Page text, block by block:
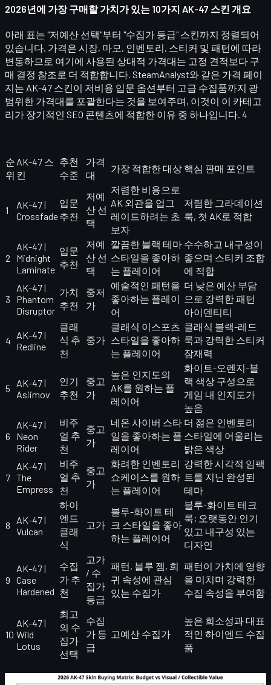
2026년에 가장 구매할 가치가 있는 10가지 AK-47 스킨 개요
아래 표는 "저예산 선택"부터 "수집가 등급" 스킨까지 정렬되어
있습니다. 가격은 시장, 마모, 인벤토리, 스티커 및 패턴에 따라
변동하므로 여기에 사용된 상대적 가격대는 고정 견적보다 구
매 결정 참조로 더 적합합니다. SteamAnalyst와 같은 가격 페이
지는 AK-47 스킨이 저비용 입문 옵션부터 고급 수집품까지 광
범위한 가격대를 포괄한다는 것을 보여주며, 이것이 이 카테고
리가 장기적인 SEO 콘텐츠에 적합한 이유 중 하나입니다. 4
순
위
AK-47 스
킨
추천
수준
가격
대
가장 적합한 대상 핵심 판매 포인트
1
AK-47 |
Crossfade
입문
추천
저예
산 선
택
저렴한 비용으로
AK 외관을 업그
레이드하려는 초
보자
저렴한 그라데이션
룩, 첫 AK로 적합
2
AK-47 |
Midnight
Laminate
입문
추천
저예
산 선
택
깔끔한 블랙 테마
스타일을 좋아하
는 플레이어
수수하고 내구성이
좋으며 스티커 조합
에 적합
3
AK-47 |
Phantom
Disruptor
가치
추천
중저
가
예술적인 패턴을
좋아하는 플레이
어
더 낮은 예산 부담
으로 강력한 패턴
아이덴티티
4 AK-47 |
Redline
클래
식 추
천
중가
클래식 이스포츠
스타일을 좋아하
는 플레이어
클래식 블랙-레드
룩과 강력한 스티커
잠재력
5
AK-47 |
Asiimov
인기
추천
중고
가
높은 인지도의
AK를 원하는 플
레이어
화이트-오렌지-블
랙 색상 구성으로
게임 내 인지도가
높음
6
AK-47 |
Neon
Rider
비주
얼 추
천
중고
가
네온 사이버 스타
일을 좋아하는 플
레이어
더 젊은 인벤토리
스타일에 어울리는
밝은 색상
7
AK-47 |
The
Empress
비주
얼 추
천
중고
가
화려한 인벤토리
쇼케이스를 원하
는 플레이어
강력한 시각적 임팩
트를 지닌 완성된
테마
8
AK-47 |
Vulcan
하이
엔드
클래
식
고가
블루-화이트 테
크 스타일을 좋아
하는 플레이어
블루-화이트 테크
룩; 오랫동안 인기
있고 내구성 있는
디자인
9
AK-47 |
Case
Hardened
수집
가 추
천
고가
/ 수
집가
등급
패턴, 블루 젬, 희
귀 속성에 관심
있는 수집가
패턴이 가치에 영향
을 미치며 강력한
수집 속성을 부여함
10
AK-47 |
Wild
Lotus
최고
의 수
집가
선택
수집
가 등
급
고예산 수집가
높은 희소성과 대표
적인 하이엔드 수집
품